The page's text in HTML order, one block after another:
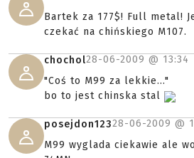
Bartek za 177$! Full metal!
czekać na chińskiego M107.
chochol28-06-2009 @ 13:34
"Coś to M99 za lekkie..."
bo to jest chinska stal
posejdon12328-06-2009 @
M99 wyglada ciekawie ale